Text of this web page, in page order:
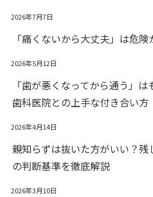
2026年7月7日
「痛くないから大丈夫」は危
2026年5月12日
「歯が悪くなってから通う」
歯科医院との上手な付き合い方
2026年4月14日
親知らずは抜いた方がいい？
の判断基準を徹底解説
2026年3月10日